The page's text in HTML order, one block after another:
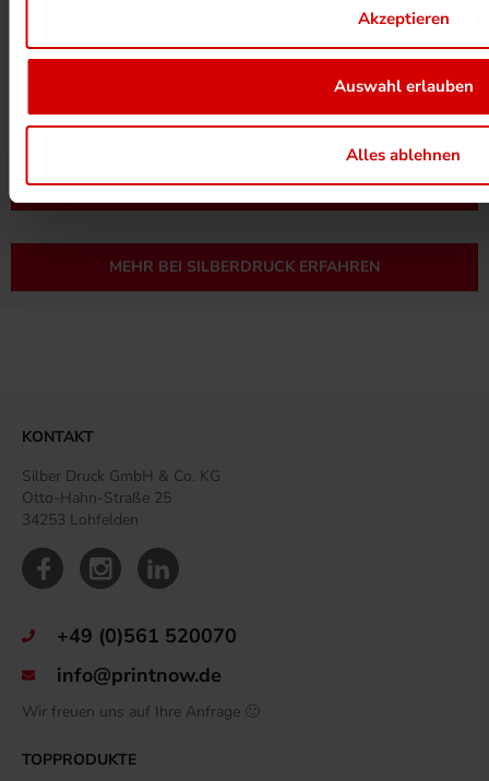
Akzeptieren
Auswahl erlauben
Alles ablehnen
MEHR ZUM ZERTIFIKAT
MEHR BEI SILBERDRUCK ERFAHREN
KONTAKT
Silber Druck GmbH & Co. KG
Otto-Hahn-Straße 25
34253 Lohfelden
+49 (0)561 520070
info@printnow.de
Wir freuen uns auf Ihre Anfrage 🙂
TOPPRODUKTE